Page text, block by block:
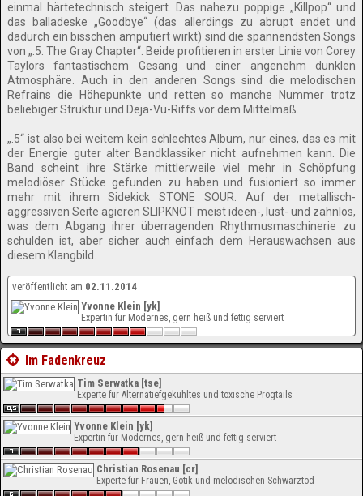
einmal härtetechnisch steigert. Das nahezu poppige „Killpop“ und
das balladeske „Goodbye“ (das allerdings zu abrupt endet und
dadurch ein bisschen amputiert wirkt) sind die spannendsten Songs
von „.5. The Gray Chapter“. Beide profitieren in erster Linie von Corey
Taylors fantastischem Gesang und einer angenehm dunklen
Atmosphäre. Auch in den anderen Songs sind die melodischen
Refrains die Höhepunkte und retten so manche Nummer trotz
beliebiger Struktur und Deja-Vu-Riffs vor dem Mittelmaß.
„.5“ ist also bei weitem kein schlechtes Album, nur eines, das es mit
der Energie guter alter Bandklassiker nicht aufnehmen kann. Die
Band scheint ihre Stärke mittlerweile viel mehr in Schöpfung
melodiöser Stücke gefunden zu haben und fusioniert so immer
mehr mit ihrem Sidekick STONE SOUR. Auf der metallisch-
aggressiven Seite agieren SLIPKNOT meist ideen-, lust- und zahnlos,
was dem Abgang ihrer überragenden Rhythmusmaschinerie zu
schulden ist, aber sicher auch einfach dem Herauswachsen aus
diesem Klangbild.
veröffentlicht am 02.11.2014
Yvonne Klein [yk]
Expertin für Modernes, gern heiß und fettig serviert
Im Fadenkreuz
Tim Serwatka [tse]
Experte für Alternatiefgekühltes und toxische Progtails
Yvonne Klein [yk]
Expertin für Modernes, gern heiß und fettig serviert
Christian Rosenau [cr]
Experte für Frauen, Gotik und melodischen Schwarztod